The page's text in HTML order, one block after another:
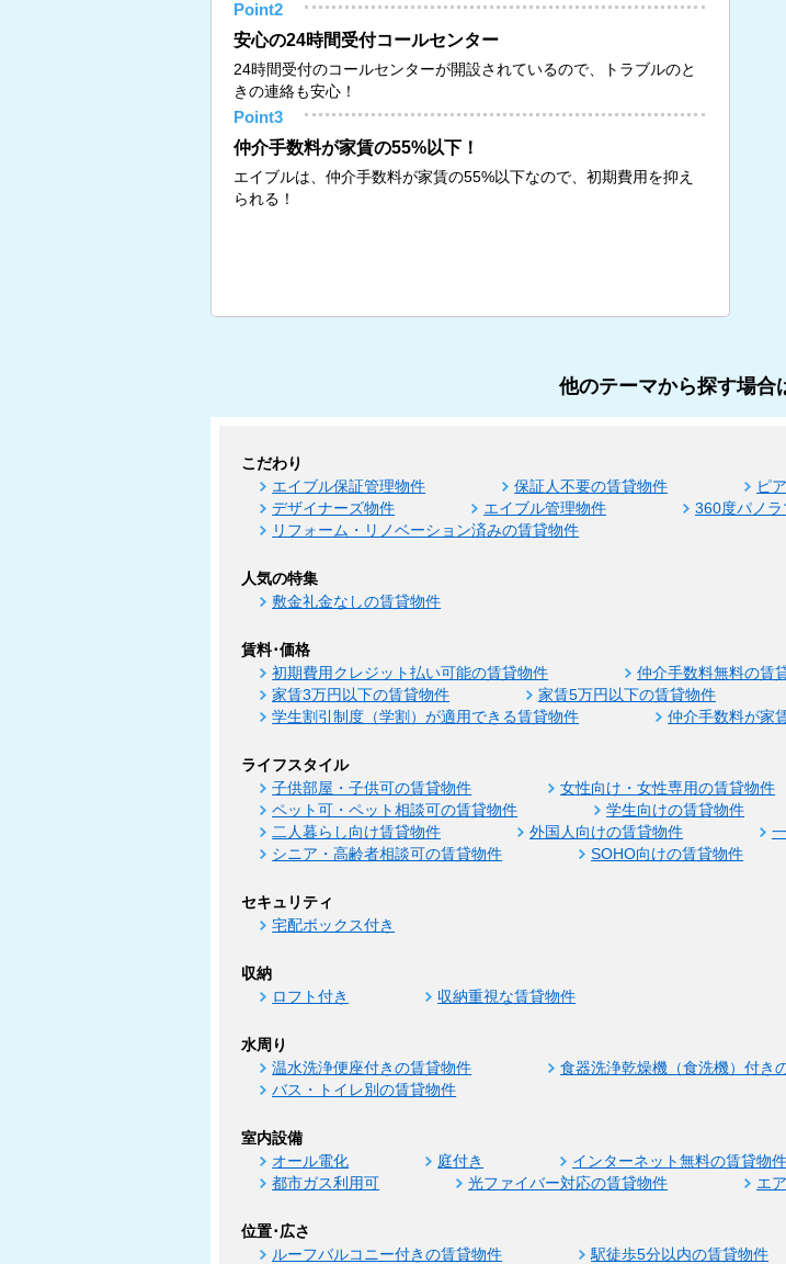
Point2
安心の24時間受付コールセンター
24時間受付のコールセンターが開設されているので、トラブルのと
きの連絡も安心！
Point3
仲介手数料が家賃の55%以下！
エイブルは、仲介手数料が家賃の55%以下なので、初期費用を抑え
られる！
他のテーマから探す場合
こだわり
エイブル保証管理物件 保証人不要の賃貸物件 ピ
デザイナーズ物件
エイブル管理物件 360度パノ
リフォーム・リノベーション済みの賃貸物件
人気の特集
敷金礼金なしの賃貸物件
賃料･価格
初期費用クレジット払い可能の賃貸物件 仲介手数料無料の賃
家賃3万円以下の賃貸物件
家賃5万円以下の賃貸物件
学生割引制度（学割）が適用できる賃貸物件
仲介手数料が家
ライフスタイル
子供部屋・子供可の賃貸物件 女性向け・女性専用の賃貸物件
ペット可・ペット相談可の賃貸物件
学生向けの賃貸物件
二人暮らし向け賃貸物件
外国人向けの賃貸物件
シニア・高齢者相談可の賃貸物件
SOHO向けの賃貸物件
セキュリティ
宅配ボックス付き
収納
ロフト付き 収納重視な賃貸物件
水周り
温水洗浄便座付きの賃貸物件 食器洗浄乾燥機（食洗機）付き
バス・トイレ別の賃貸物件
室内設備
オール電化 庭付き インターネット無料の賃貸物件
都市ガス利用可
光ファイバー対応の賃貸物件 エ
位置･広さ
ルーフバルコニー付きの賃貸物件 駅徒歩5分以内の賃貸物件